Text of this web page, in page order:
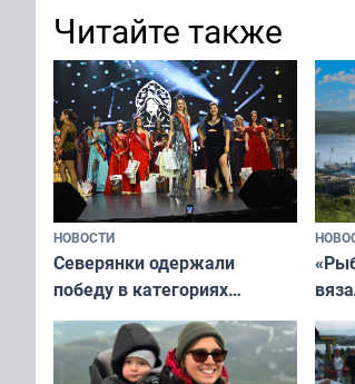
Читайте также
НОВОСТИ
Северянки одержали
победу в категориях
всероссийского конкурса
«Мисс и Миссис Великая
Русь»